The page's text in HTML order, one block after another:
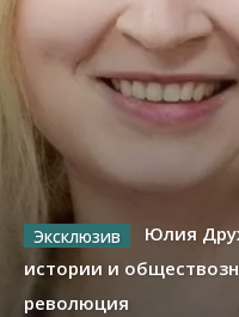
Юлия
истории и
революция